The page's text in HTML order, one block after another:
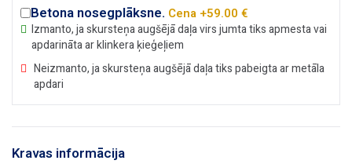
Betona nosegplāksne. Cena +59.00 €
Izmanto, ja skursteņa augšējā daļa virs jumta tiks apmesta vai
apdarināta ar klinkera ķieģeļiem
Neizmanto, ja skursteņa augšējā daļa tiks pabeigta ar metāla
apdari
Kravas informācija